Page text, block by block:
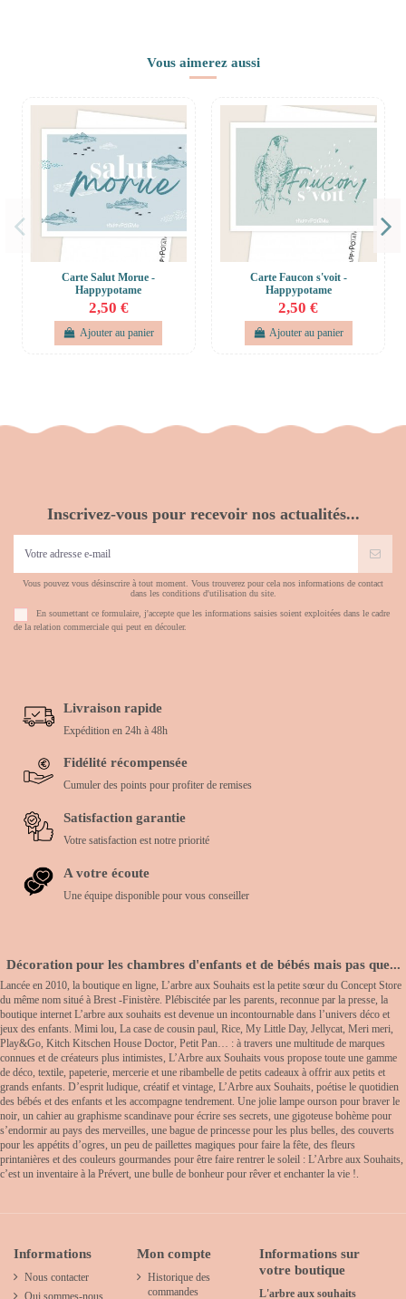
Vous aimerez aussi
Carte Salut Morue -
Happypotame
2,50 €
Ajouter au panier
Carte Faucon s'voit -
Happypotame
2,50 €
Ajouter au panier
Inscrivez-vous pour recevoir nos actualités...
Vous pouvez vous désinscrire à tout moment. Vous trouverez pour cela nos informations de contact
dans les conditions d'utilisation du site.
En soumettant ce formulaire, j'accepte que les informations saisies soient exploitées dans le cadre
de la relation commerciale qui peut en découler.
Livraison rapide
Expédition en 24h à 48h
Fidélité récompensée
Cumuler des points pour profiter de remises
Satisfaction garantie
Votre satisfaction est notre priorité
A votre écoute
Une équipe disponible pour vous conseiller
Décoration pour les chambres d'enfants et de bébés mais pas que...
Lancée en 2010, la boutique en ligne, L’arbre aux Souhaits est la petite sœur du Concept Store
du même nom situé à Brest -Finistère. Plébiscitée par les parents, reconnue par la presse, la
boutique internet L’arbre aux souhaits est devenue un incontournable dans l’univers déco et
jeux des enfants. Mimi lou, La case de cousin paul, Rice, My Little Day, Jellycat, Meri meri,
Play&Go, Kitch Kitschen House Doctor, Petit Pan… : à travers une multitude de marques
connues et de créateurs plus intimistes, L’Arbre aux Souhaits vous propose toute une gamme
de déco, textile, papeterie, mercerie et une ribambelle de petits cadeaux à offrir aux petits et
grands enfants. D’esprit ludique, créatif et vintage, L’Arbre aux Souhaits, poétise le quotidien
des bébés et des enfants et les accompagne tendrement. Une jolie lampe ourson pour braver le
noir, un cahier au graphisme scandinave pour écrire ses secrets, une gigoteuse bohème pour
s’endormir au pays des merveilles, une bague de princesse pour les plus belles, des couverts
pour les appétits d’ogres, un peu de paillettes magiques pour faire la fête, des fleurs
printanières et des couleurs gourmandes pour être faire rentrer le soleil : L’Arbre aux Souhaits,
c’est un inventaire à la Prévert, une bulle de bonheur pour rêver et enchanter la vie !.
Informations
Nous contacter
Qui sommes-nous
Mon compte
Historique des
commandes
Informations sur
votre boutique
L'arbre aux souhaits